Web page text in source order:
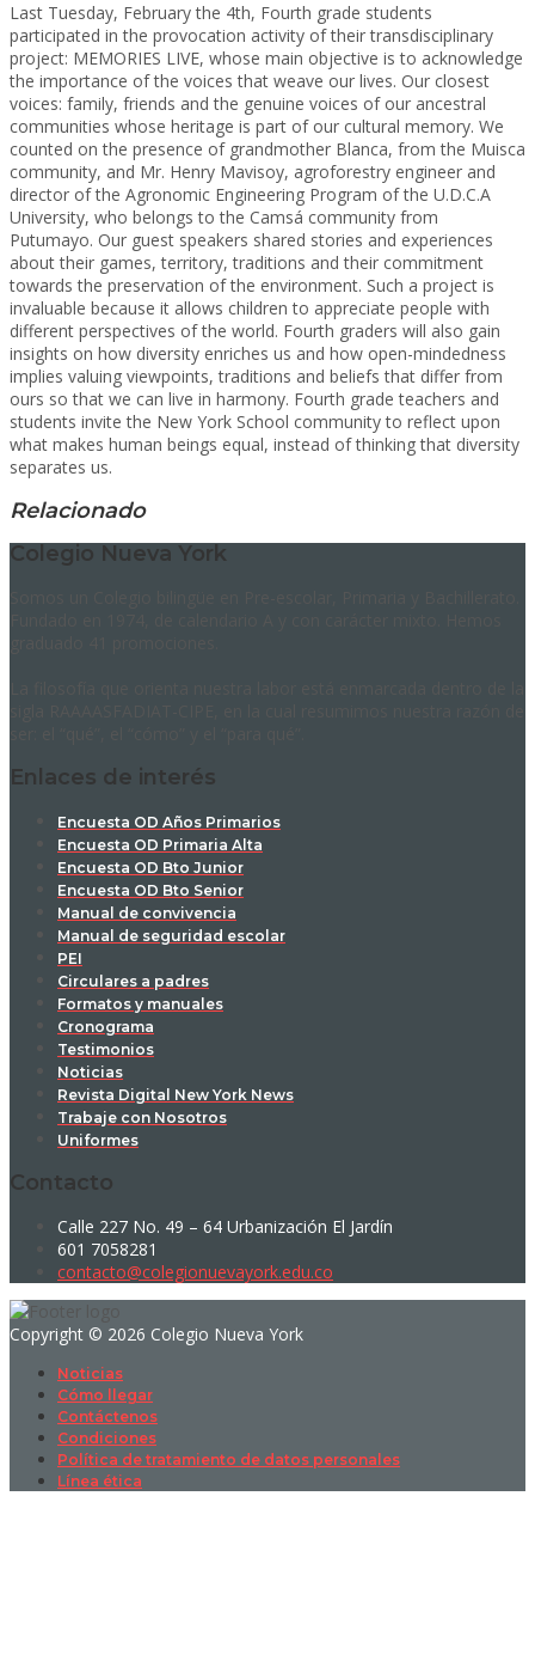
Last Tuesday, February the 4th, Fourth grade students
participated in the provocation activity of their transdisciplinary
project: MEMORIES LIVE, whose main objective is to acknowledge
the importance of the voices that weave our lives. Our closest
voices: family, friends and the genuine voices of our ancestral
communities whose heritage is part of our cultural memory. We
counted on the presence of grandmother Blanca, from the Muisca
community, and Mr. Henry Mavisoy, agroforestry engineer and
director of the Agronomic Engineering Program of the U.D.C.A
University, who belongs to the Camsá community from
Putumayo. Our guest speakers shared stories and experiences
about their games, territory, traditions and their commitment
towards the preservation of the environment. Such a project is
invaluable because it allows children to appreciate people with
different perspectives of the world. Fourth graders will also gain
insights on how diversity enriches us and how open-mindedness
implies valuing viewpoints, traditions and beliefs that differ from
ours so that we can live in harmony. Fourth grade teachers and
students invite the New York School community to reflect upon
what makes human beings equal, instead of thinking that diversity
separates us.
Relacionado
Colegio Nueva York
Enlaces de interés
Encuesta OD Años Primarios
Encuesta OD Primaria Alta
Encuesta OD Bto Junior
Encuesta OD Bto Senior
Manual de convivencia
Manual de seguridad escolar
PEI
Circulares a padres
Formatos y manuales
Cronograma
Testimonios
Noticias
Revista Digital New York News
Trabaje con Nosotros
Uniformes
Contacto
Calle 227 No. 49 – 64 Urbanización El Jardín
601 7058281
contacto@colegionuevayork.edu.co
Copyright © 2026 Colegio Nueva York
Noticias
Cómo llegar
Contáctenos
Condiciones
Política de tratamiento de datos personales
Línea ética